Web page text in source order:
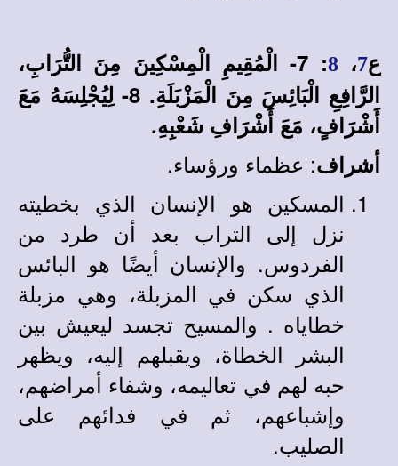
ع7،8
:
7- الْمُقِيمِ الْمِسْكِينَ مِنَ التُّرَابِ،
الرَّافِعِ الْبَائِسَ مِنَ الْمَزْبَلَةِ. 8- لِيُجْلِسَهُ مَعَ
أَشْرَافٍ، مَعَ أَشْرَافِ شَعْبِهِ.
أشراف: عظماء ورؤساء.
المسكين هو الإنسان الذي بخطيته
نزل إلى التراب بعد أن طرد من
الفردوس. والإنسان أيضًا هو البائس
الذي سكن في المزبلة، وهي مزبلة
خطاياه . والمسيح تجسد ليعيش بين
البشر الخطاة، ويقبلهم إليه، ويظهر
حبه لهم في تعاليمه، وشفاء أمراضهم،
وإشباعهم، ثم في فدائهم على
الصليب.